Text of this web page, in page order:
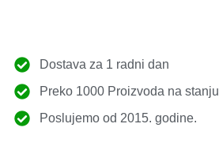
Dostava za 1 radni dan
Preko 1000 Proizvoda na stanju
Poslujemo od 2015. godine.